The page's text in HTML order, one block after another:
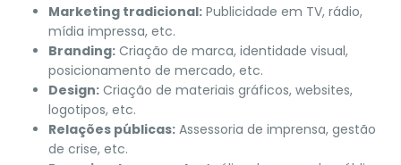
Marketing tradicional: Publicidade em TV, rádio,
mídia impressa, etc.
Branding: Criação de marca, identidade visual,
posicionamento de mercado, etc.
Design: Criação de materiais gráficos, websites,
logotipos, etc.
Relações públicas: Assessoria de imprensa, gestão
de crise, etc.